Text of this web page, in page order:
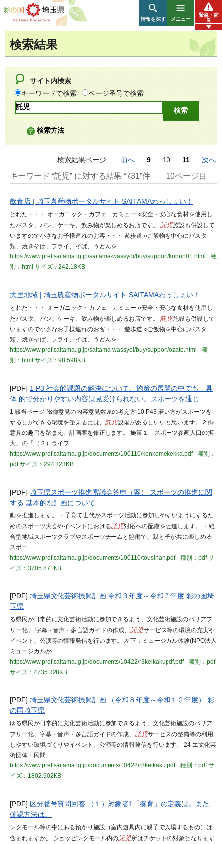
彩の国 埼玉県
情報を探す メニュー
緊急・防
災
検索結果
サイト内検索
キーワードで検索
ページ番号で検索
検索方法
検索結果ページ 前へ 9 10 11 次へ
キーワード “託児” に対する結果 “731”件 10ページ目
飲食店 | 埼玉農産物ポータルサイト SAITAMAわっしょい！
とれた・・・ オーガニック・カフェ カミュー ○安全・安心な食材を使用し
たパスタ、パン、ケーキ、飲み物が楽しめるお店です。 託児施設も併設して
いますので小さなお子様連れのお客・・・ 遊歩道 ○ご飯物を中心にパスタ
類、焼きそば、フライ、そば、うどんを
https://www.pref.saitama.lg.jp/saitama-wassyoi/buy/support/kubun01.html
種
別：html サイズ：242.18KB
大里地域 | 埼玉農産物ポータルサイト SAITAMAわっしょい！
とれた・・・ オーガニック・カフェ カミュー ○安全・安心な食材を使用し
たパスタ、パン、ケーキ、飲み物が楽しめるお店です。 託児施設も併設して
いますので小さなお子様連れのお客・・・ 遊歩道 ○ご飯物を中心にパスタ
類、焼きそば、フライ、そば、うどんを
https://www.pref.saitama.lg.jp/saitama-wassyoi/buy/support/ozato.html
種
別：html サイズ：98.598KB
[PDF] 1 P3 社会的課題の解決について、施策の展開の中でも、具
体 的で分かりやすい内容は見受けられない。スポーツを通じ
1 該当ページ №御意見の内容意見数県の考え方 10 P43 若い方がスポーツを
するとができる環境を整えるには、 託児設備があるといいと思います。 2 御
意見の趣旨を踏まえ、計画案を修正します。 施策１「スポーツ参画人口の拡
大」の「（２）ライフ
https://www.pref.saitama.lg.jp/documents/100110/kenkomekekka.pdf
種別：
pdfサイズ：294.323KB
[PDF] 埼玉県スポーツ推進審議会答申（案） スポーツの推進に関
する 基本的な計画について
動を推進します。 ・子育て世代がスポーツ活動に参加しやすいようにするた
めのスポーツ大会やイベントにおける託児対応への配慮を促進します。 ・総
合型地域スポーツクラブやスポーツチームと協働で、親と子が共に楽しめる
スポー
https://www.pref.saitama.lg.jp/documents/100110/tousinan.pdf
種別：pdfサ
イズ：3705.871KB
[PDF] 埼玉県文化芸術振興計画 令和３年度～令和７年度 彩の国埼
玉県
る県民が日常的に文化芸術活動に参加できるよう、文化芸術施設のバリアフ
リー化、 字幕・音声・多言語ガイドの作成、 託児サービス等の環境の充実や
イベント、公演等の情報発信を行います。 左下：ミュージカル体験(NPO法人
ミュージカルか
https://www.pref.saitama.lg.jp/documents/10422/r3keikakupdf.pdf
種別：pdf
サイズ：4735.328KB
[PDF] 埼玉県文化芸術振興計画 （令和８年度～令和１２年度） 彩
の国埼玉県
ゆる県民が日常的に文化芸術活動に参加できるよう、文化芸術施設のバリア
フリー化、字幕・音声・多言語ガイドの作成、 託児サービスの整備等の利用
しやすい環境づくりやイベント、公演等の情報発信を行います。 24 エ文化芸
術団体・民間
https://www.pref.saitama.lg.jp/documents/10422/r8keikaku.pdf
種別：pdfサ
イズ：1802.902KB
[PDF] 区分番号質問回答 （１）対象者1「養育」の定義は。また、
確認方法は。
ングモール等の中にある預かり施設（室内遊具内に親子で入場するもの）は
含まれますか。 ショッピングモール内の託児所はチケットの対象となります